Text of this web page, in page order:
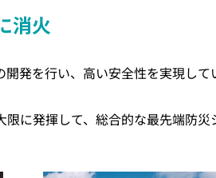
消火
発を行い、高い安全性を実現して
に発揮して、総合的な最先端防災